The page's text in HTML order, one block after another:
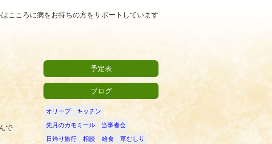
こころに病をお持ちの方をサポートしています
で
予定表
ブログ
オリーブ キッチン
先月のカモミール 当事者会
日帰り旅行 相談 給食 草むしり